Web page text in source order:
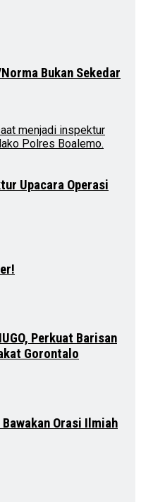
Bukan Sekedar
Upacara Operasi
Perkuat Barisan
Gorontalo
Orasi Ilmiah